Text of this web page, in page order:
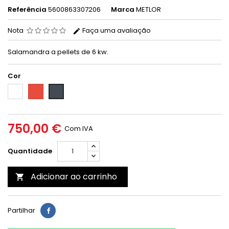
Referência 5600863307206 Marca METLOR
Nota Faça uma avaliação
Salamandra a pellets de 6 kw.
Cor
750,00 € Com IVA
Quantidade
 Adicionar ao carrinho
Partilhar